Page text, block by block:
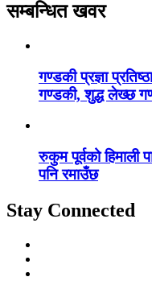
सम्बन्धित खवर
गण्डकी प्रज्ञा
गण्डकी, शुद्ध लेख्छ
रुकुम पूर्वको
पनि रमाउँछ
Stay Connected